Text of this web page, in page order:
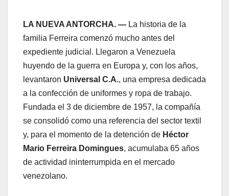
LA NUEVA ANTORCHA. — La historia de la
familia Ferreira comenzó mucho antes del
expediente judicial. Llegaron a Venezuela
huyendo de la guerra en Europa y, con los años,
levantaron Universal C.A., una empresa dedicada
a la confección de uniformes y ropa de trabajo.
Fundada el 3 de diciembre de 1957, la compañía
se consolidó como una referencia del sector textil
y, para el momento de la detención de Héctor
Mario Ferreira Domingues, acumulaba 65 años
de actividad ininterrumpida en el mercado
venezolano.